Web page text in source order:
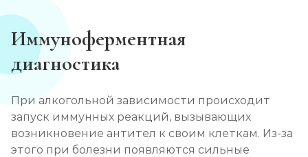
Иммуноферментная
диагностика
При алкогольной зависимости происходит
запуск иммунных реакций, вызывающих
возникновение антител к своим клеткам. Из-за
этого при болезни появляются сильные